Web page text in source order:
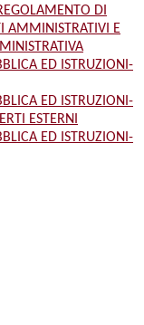
DI
AMMINISTRATIVI E
ED ISTRUZIONI-
ED ISTRUZIONI-
ESTERNI
ED ISTRUZIONI-